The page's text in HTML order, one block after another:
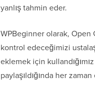
yanlış tahmin eder.
WPBeginner olarak, Open
kontrol edeceğimizi
eklemek için
paylaşıldığında her